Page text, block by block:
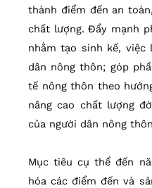
thành điểm đến an
chất lượng. Đẩy mạnh
nhằm tạo sinh kế, việc
dân nông thôn; góp
tế nông thôn theo
nâng cao chất lượng
của người dân nông
Mục tiêu cụ thể đến
hóa các điểm đến và